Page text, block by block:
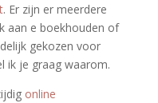
. Er zijn er meerdere
aan e boekhouden of
gekozen voor
ik je graag waarom.
online